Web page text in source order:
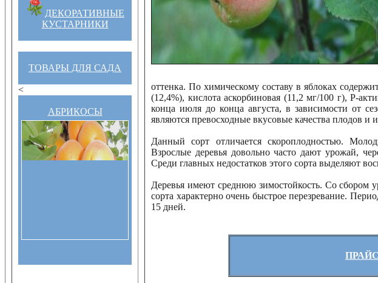
ДЕКОРАТИВНЫЕ
КУСТАРНИКИ
ТОВАРЫ ДЛЯ САДА
<
АБРИКОСЫ
оттенка. По химическому составу в яблоках
(12,4%), кислота аскорбиновая (11,2 мг/100 г), P-
конца июля до конца августа, в зависимости от
являются превосходные вкусовые качества плодов и
Данный сорт отличается скороплодностью.
Взрослые деревья довольно часто дают урожай,
Среди главных недостатков этого сорта выделяют
Деревья имеют среднюю зимостойкость. Со сбором
сорта характерно очень быстрое перезревание.
15 дней.